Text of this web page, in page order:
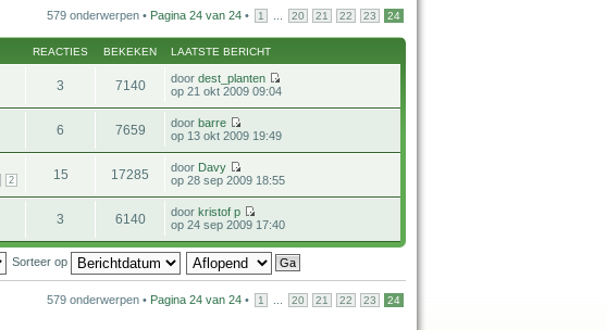
579 onderwerpen • Pagina 24 van 24 • 1 20 21 22 23 24
REACTIES BEKEKEN LAATSTE BERICHT
3 7140 doordest_planten
op 21 okt 2009 09:04
6 7659 doorbarre
op 13 okt 2009 19:49
2 15 17285 door Davy
op 28 sep 2009 18:55
3 6140 doorkristof p
op 24 sep 2009 17:40
Sorteer op
579 onderwerpen • Pagina 24 van 24 • 1 20 21 22 23 24